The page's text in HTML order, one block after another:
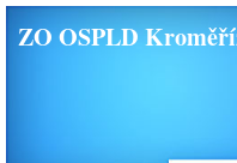
ZO OSPLD